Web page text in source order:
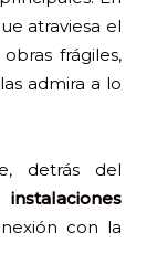
atraviesa el
frágiles,
admira a lo
detrás del
con la